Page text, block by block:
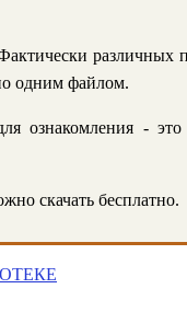
различных
одним файлом.
ознакомления - это
скачать бесплатно.